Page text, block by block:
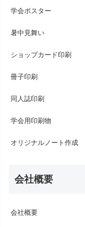
学会ポスター
暑中見舞い
ショップカード印刷
冊子印刷
同人誌印刷
学会用印刷物
オリジナルノート作成
会社概要
会社概要